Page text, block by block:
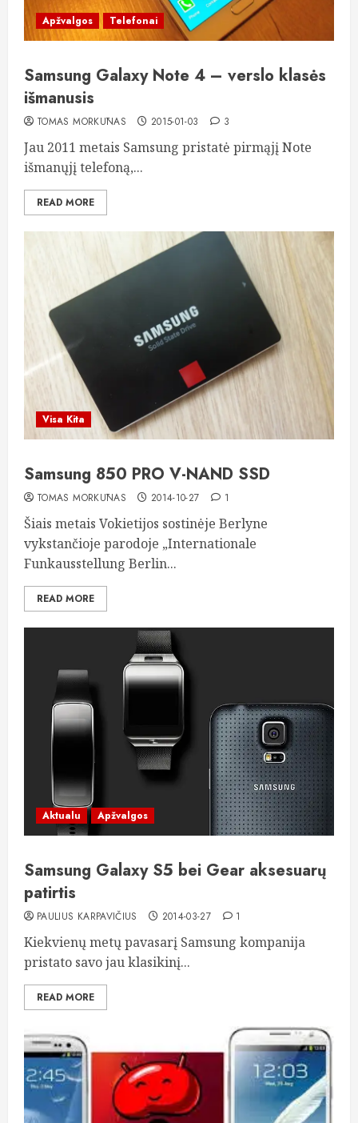
Apžvalgos Telefonai
Samsung Galaxy Note 4 – verslo klasės
išmanusis
TOMAS MORKŪNAS 2015-01-03 3
Jau 2011 metais Samsung pristatė pirmąjį Note
išmanųjį telefoną,...
READ MORE
Visa Kita
Samsung 850 PRO V-NAND SSD
TOMAS MORKŪNAS 2014-10-27 1
Šiais metais Vokietijos sostinėje Berlyne
vykstančioje parodoje „Internationale
Funkausstellung Berlin...
READ MORE
Aktualu Apžvalgos
Samsung Galaxy S5 bei Gear aksesuarų
patirtis
PAULIUS KARPAVIČIUS 2014-03-27 1
Kiekvienų metų pavasarį Samsung kompanija
pristato savo jau klasikinį...
READ MORE